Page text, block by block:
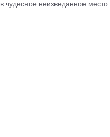
в чудесное неизведанное место.